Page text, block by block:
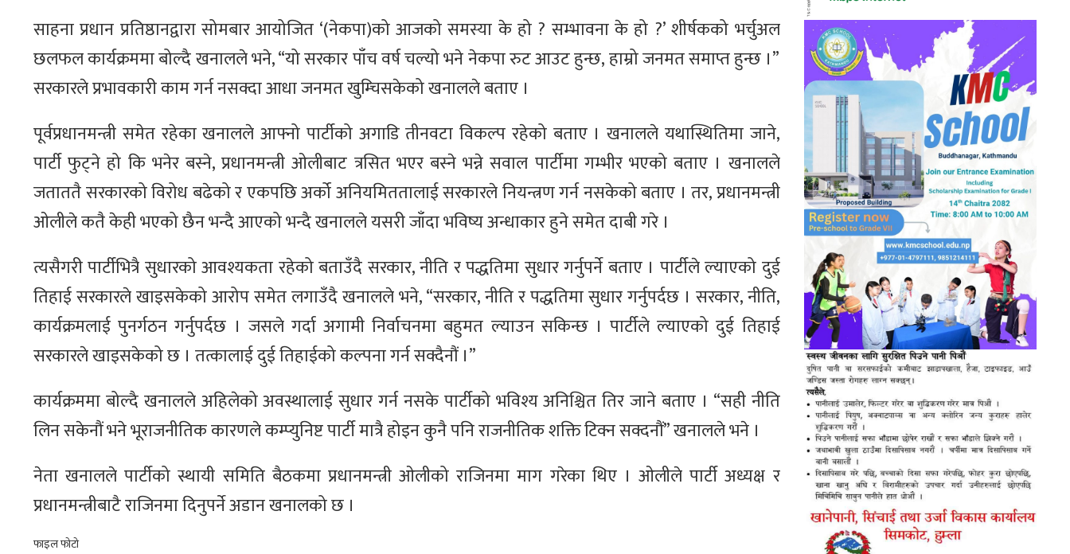
साहना प्रधान प्रतिष्ठानद्वारा सोमबार आयोजित ‘(नेकपा)को आजको समस्या के हो ? सम्भावना के हो ?’ शीर्षकको भर्चुअल
छलफल कार्यक्रममा बोल्दै खनालले भने, “यो सरकार पाँच वर्ष चल्यो भने नेकपा रुट आउट हुन्छ, हाम्रो जनमत समाप्त हुन्छ ।”
सरकारले प्रभावकारी काम गर्न नसक्दा आधा जनमत खुम्चिसकेको खनालले बताए ।
पूर्वप्रधानमन्त्री समेत रहेका खनालले आफ्नो पार्टीको अगाडि तीनवटा विकल्प रहेको बताए । खनालले यथास्थितिमा जाने,
पार्टी फुट्ने हो कि भनेर बस्ने, प्रधानमन्त्री ओलीबाट त्रसित भएर बस्ने भन्ने सवाल पार्टीमा गम्भीर भएको बताए । खनालले
जताततै सरकारको विरोध बढेको र एकपछि अर्को अनियमिततालाई सरकारले नियन्त्रण गर्न नसकेको बताए । तर, प्रधानमन्त्री
ओलीले कतै केही भएको छैन भन्दै आएको भन्दै खनालले यसरी जाँदा भविष्य अन्धाकार हुने समेत दाबी गरे ।
त्यसैगरी पार्टीभित्रै सुधारको आवश्यकता रहेको बताउँदै सरकार, नीति र पद्धतिमा सुधार गर्नुपर्ने बताए । पार्टीले ल्याएको दुई
तिहाई सरकारले खाइसकेको आरोप समेत लगाउँदै खनालले भने, “सरकार, नीति र पद्धतिमा सुधार गर्नुपर्दछ । सरकार, नीति,
कार्यक्रमलाई पुनर्गठन गर्नुपर्दछ । जसले गर्दा अगामी निर्वाचनमा बहुमत ल्याउन सकिन्छ । पार्टीले ल्याएको दुई तिहाई
सरकारले खाइसकेको छ । तत्कालाई दुई तिहाईको कल्पना गर्न सक्दैनौं ।”
कार्यक्रममा बोल्दै खनालले अहिलेको अवस्थालाई सुधार गर्न नसके पार्टीको भविश्य अनिश्चित तिर जाने बताए । “सही नीति
लिन सकेनौं भने भूराजनीतिक कारणले कम्प्युनिष्ट पार्टी मात्रै होइन कुनै पनि राजनीतिक शक्ति टिक्न सक्दनौं” खनालले भने ।
नेता खनालले पार्टीको स्थायी समिति बैठकमा प्रधानमन्त्री ओलीको राजिनमा माग गरेका थिए । ओलीले पार्टी अध्यक्ष र
प्रधानमन्त्रीबाटै राजिनमा दिनुपर्ने अडान खनालको छ ।
फाइल फोटो